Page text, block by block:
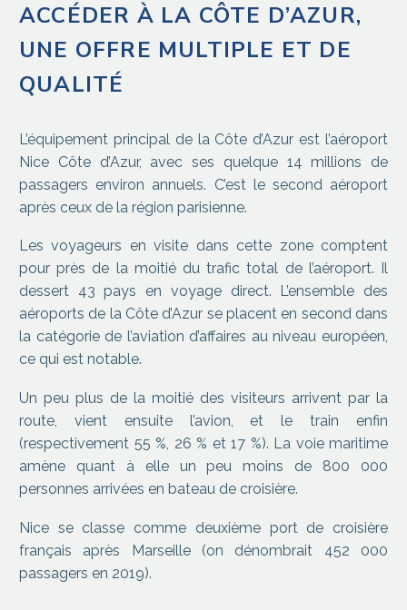
ACCÉDER À LA CÔTE D’AZUR,
UNE OFFRE MULTIPLE ET DE
QUALITÉ
L’équipement principal de la Côte d’Azur est l’aéroport
Nice Côte d’Azur, avec ses quelque 14 millions de
passagers environ annuels. C’est le second aéroport
après ceux de la région parisienne.
Les voyageurs en visite dans cette zone comptent
pour près de la moitié du trafic total de l’aéroport. Il
dessert 43 pays en voyage direct. L’ensemble des
aéroports de la Côte d’Azur se placent en second dans
la catégorie de l’aviation d’affaires au niveau européen,
ce qui est notable.
Un peu plus de la moitié des visiteurs arrivent par la
route, vient ensuite l’avion, et le train enfin
(respectivement 55 %, 26 % et 17 %). La voie maritime
amène quant à elle un peu moins de 800 000
personnes arrivées en bateau de croisière.
Nice se classe comme deuxième port de croisière
français après Marseille (on dénombrait 452 000
passagers en 2019).